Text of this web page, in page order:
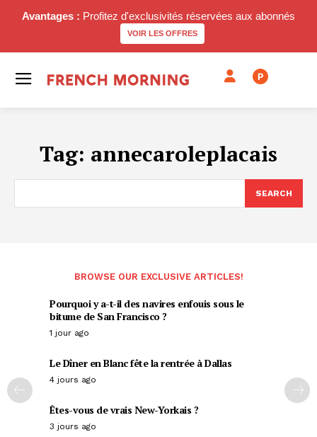
Avantages : Profitez d'exclusivités réservées aux abonnés
VOIR LES OFFRES
P
Tag: annecaroleplacais
SEARCH
BROWSE OUR EXCLUSIVE ARTICLES!
Pourquoi y a-t-il des navires enfouis sous le
bitume de San Francisco ?
1 jour ago
Le Dîner en Blanc fête la rentrée à Dallas
4 jours ago
Êtes-vous de vrais New-Yorkais ?
3 jours ago